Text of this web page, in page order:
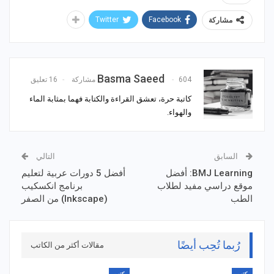
مشاركة Facebook
Twitter
Basma Saeed 604 مشاركة 16 تعليق
كاتبة حرة، تعشق القراءة والكتابة فهما بمثابة الماء
والهواء.
السابق
BMJ Learning: أفضل
موقع دراسي مفيد لطلاب
الطب
التالي
أفضل 5 دورات عربية لتعليم
برنامج انكسكيب
(Inkscape) من الصفر
رُبما تُحِب أيضًا مقالات أكثر من الكاتب